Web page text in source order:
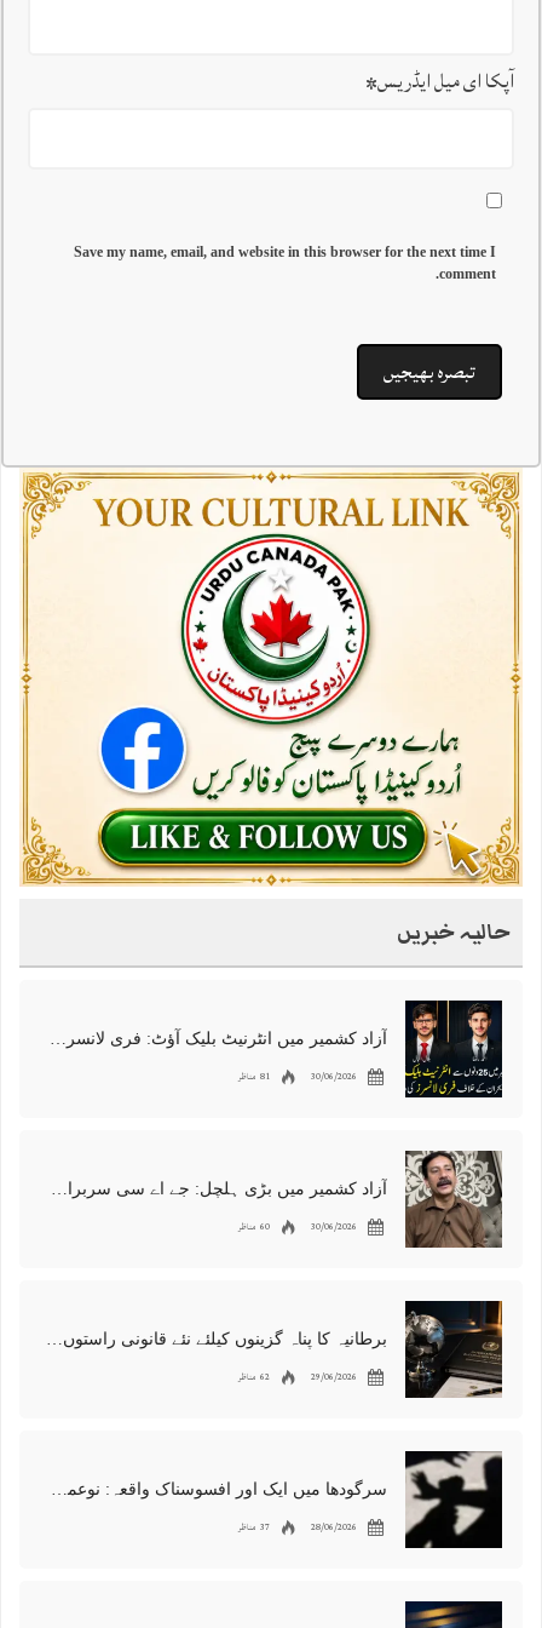
آپکا ای میل ایڈریس*
Save my name, email, and website in this browser for the next time I
comment.
حالیہ خبریں
آزاد کشمیر میں انٹرنیٹ بلیک آؤٹ: فری لانسرز کا معاشی قتل، احتجاج شروع
30/06/2026 81 مناظر
آزاد کشمیر میں بڑی ہلچل: جے اے سی سربراہ شوکت نواز میر کی گرفتاری، دھرنا جاری
30/06/2026 60 مناظر
برطانیہ کا پناہ گزینوں کیلئے نئے قانونی راستوں اور اسپانسر شپ نظام کا اعلان
29/06/2026 62 مناظر
سرگودھا میں ایک اور افسوسناک واقعہ: نوعمر لڑکے سے مبینہ زیادتی، مقدمہ درج
28/06/2026 37 مناظر